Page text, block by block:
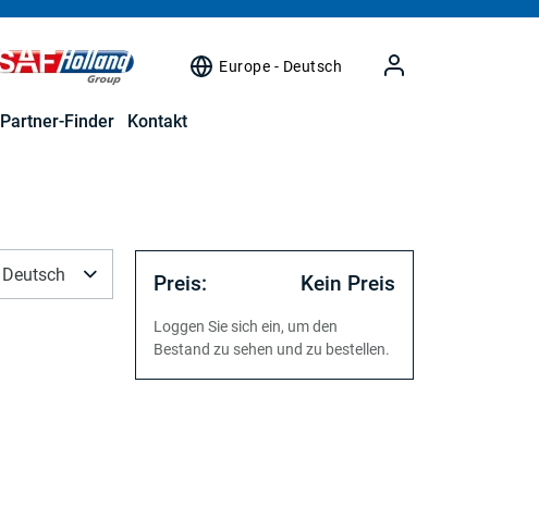
Europe - Deutsch
Partner-Finder Kontakt
Deutsch Preis: Kein Preis
Loggen Sie sich ein, um den
Bestand zu sehen und zu bestellen.